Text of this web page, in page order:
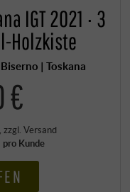
IGT 2021 · 3
Holzkiste
| Toskana
€
zzgl. Versand
Kunde